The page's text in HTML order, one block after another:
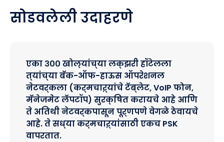
सोडवलेली उदाहरणे
एका ३०० खोल्यांच्या लक्झरी हॉटेलला
त्यांच्या बॅक-ऑफ-हाऊस ऑपरेशनल
नेटवर्कला (कर्मचाऱ्यांचे टॅब्लेट, VoIP फोन,
मॅनेजमेंट लॅपटॉप) सुरक्षित करायचे आहे आणि
ते अतिथी नेटवर्कपासून पूर्णपणे वेगळे ठेवायचे
आहे. ते सध्या कर्मचाऱ्यांसाठी एकच PSK
वापरतात.